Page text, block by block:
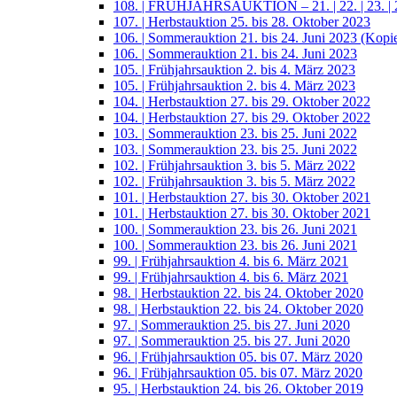
108. | FRÜHJAHRSAUKTION – 21. | 22. | 23. |
107. | Herbstauktion 25. bis 28. Oktober 2023
106. | Sommerauktion 21. bis 24. Juni 2023
106. | Sommerauktion 21. bis 24. Juni 2023
105. | Frühjahrsauktion 2. bis 4. März 2023
105. | Frühjahrsauktion 2. bis 4. März 2023
104. | Herbstauktion 27. bis 29. Oktober 2022
104. | Herbstauktion 27. bis 29. Oktober 2022
103. | Sommerauktion 23. bis 25. Juni 2022
103. | Sommerauktion 23. bis 25. Juni 2022
102. | Frühjahrsauktion 3. bis 5. März 2022
102. | Frühjahrsauktion 3. bis 5. März 2022
101. | Herbstauktion 27. bis 30. Oktober 2021
101. | Herbstauktion 27. bis 30. Oktober 2021
100. | Sommerauktion 23. bis 26. Juni 2021
100. | Sommerauktion 23. bis 26. Juni 2021
99. | Frühjahrsauktion 4. bis 6. März 2021
99. | Frühjahrsauktion 4. bis 6. März 2021
98. | Herbstauktion 22. bis 24. Oktober 2020
98. | Herbstauktion 22. bis 24. Oktober 2020
97. | Sommerauktion 25. bis 27. Juni 2020
97. | Sommerauktion 25. bis 27. Juni 2020
96. | Frühjahrsauktion 05. bis 07. März 2020
96. | Frühjahrsauktion 05. bis 07. März 2020
95. | Herbstauktion 24. bis 26. Oktober 2019